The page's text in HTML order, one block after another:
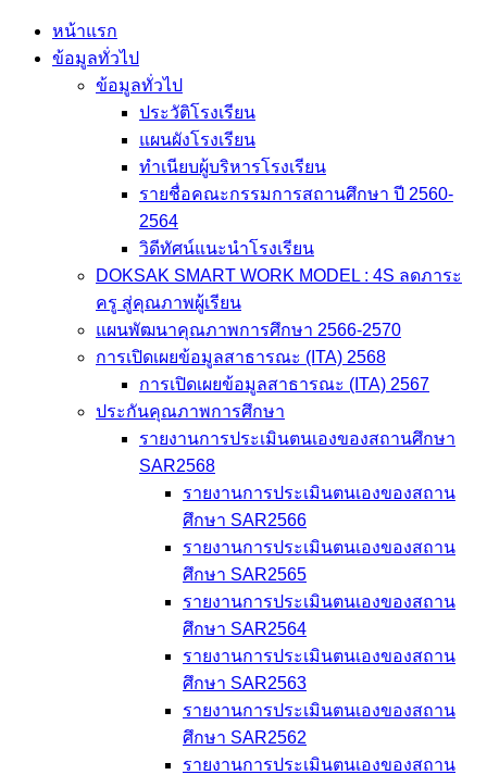
Skip
หน้าแรก
ข้อมูลทั่วไป
ข้อมูลทั่วไป
ประวัติโรงเรียน
แผนผังโรงเรียน
ทำเนียบผู้บริหารโรงเรียน
รายชื่อคณะกรรมการสถานศึกษา ปี 2560-
2564
วิดีทัศน์แนะนำโรงเรียน
DOKSAK SMART WORK MODEL : 4S ลดภาระ
ครู สู่คุณภาพผู้เรียน
แผนพัฒนาคุณภาพการศึกษา 2566-2570
การเปิดเผยข้อมูลสาธารณะ (ITA) 2568
การเปิดเผยข้อมูลสาธารณะ (ITA) 2567
ประกันคุณภาพการศึกษา
รายงานการประเมินตนเองของสถานศึกษา
SAR2568
รายงานการประเมินตนเองของสถาน
ศึกษา SAR2566
รายงานการประเมินตนเองของสถาน
ศึกษา SAR2565
รายงานการประเมินตนเองของสถาน
ศึกษา SAR2564
รายงานการประเมินตนเองของสถาน
ศึกษา SAR2563
รายงานการประเมินตนเองของสถาน
ศึกษา SAR2562
รายงานการประเมินตนเองของสถาน